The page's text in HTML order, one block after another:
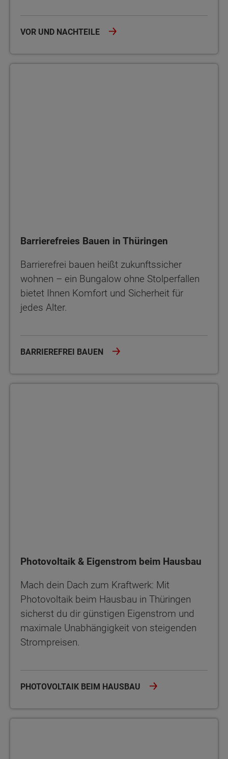
VOR UND NACHTEILE
Barrierefreies Bauen in Thüringen
Barrierefrei bauen heißt zukunftssicher
wohnen – ein Bungalow ohne Stolperfallen
bietet Ihnen Komfort und Sicherheit für
jedes Alter.
BARRIEREFREI BAUEN
Photovoltaik & Eigenstrom beim Hausbau
Mach dein Dach zum Kraftwerk: Mit
Photovoltaik beim Hausbau in Thüringen
sicherst du dir günstigen Eigenstrom und
maximale Unabhängigkeit von steigenden
Strompreisen.
PHOTOVOLTAIK BEIM HAUSBAU